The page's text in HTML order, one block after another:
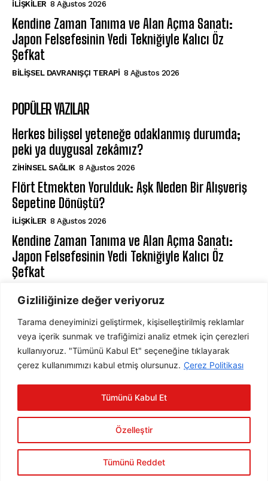
Gizliliğinize değer veriyoruz
Tarama deneyiminizi geliştirmek, kişiselleştirilmiş reklamlar
veya içerik sunmak ve trafiğimizi analiz etmek için çerezleri
kullanıyoruz. "Tümünü Kabul Et" seçeneğine tıklayarak
çerez kullanımımızı kabul etmiş olursunuz. Çerez Politikası
Özelleştir
Tümünü Reddet
Tümünü Kabul Et
İLIŞKILER 8 Ağustos 2026
Kendine Zaman Tanıma ve Alan Açma Sanatı:
Japon Felsefesinin Yedi Tekniğiyle Kalıcı Öz
Şefkat
BILIŞSEL DAVRANIŞÇI TERAPI 8 Ağustos 2026
POPÜLER YAZILAR
Herkes bilişsel yeteneğe odaklanmış durumda;
peki ya duygusal zekâmız?
ZIHINSEL SAĞLIK 8 Ağustos 2026
Flört Etmekten Yorulduk: Aşk Neden Bir Alışveriş
Sepetine Dönüştü?
İLIŞKILER 8 Ağustos 2026
Kendine Zaman Tanıma ve Alan Açma Sanatı:
Japon Felsefesinin Yedi Tekniğiyle Kalıcı Öz
Şefkat
ABONE OL
ABONE OL
okudum, onaylıyorum.
2025 © Psychology Times Türkiye Tüm hakları saklıdır.